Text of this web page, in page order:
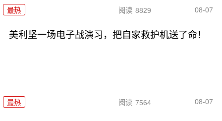
最热 阅读 8829 08-07
美利坚一场电子战演习，把自家救护机送了命！
最热 阅读 7564 08-07